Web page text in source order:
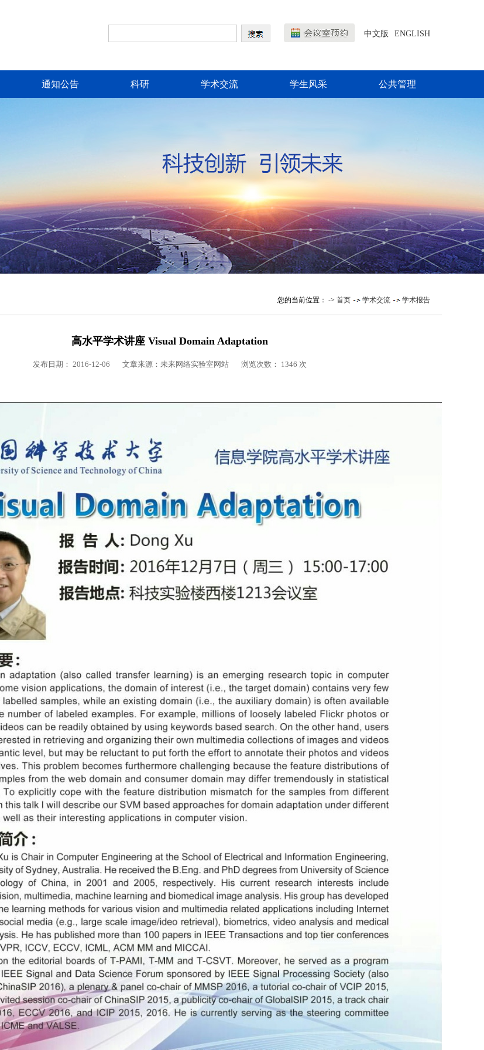
中文版 ENGLISH
通知公告 科研 学术交流 学生风采 公共管理
您的当前位置： -> 首页 学术交流 学术报告
高水平学术讲座 Visual Domain Adaptation
发布日期： 2016-12-06 文章来源：未来网络实验室网站 浏览次数： 1346 次